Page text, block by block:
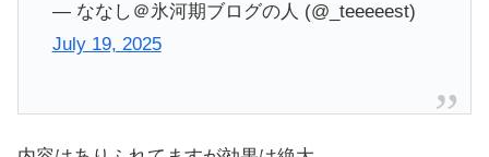
— ななし＠氷河期ブログの人 (@_teeeeest)
July 19, 2025